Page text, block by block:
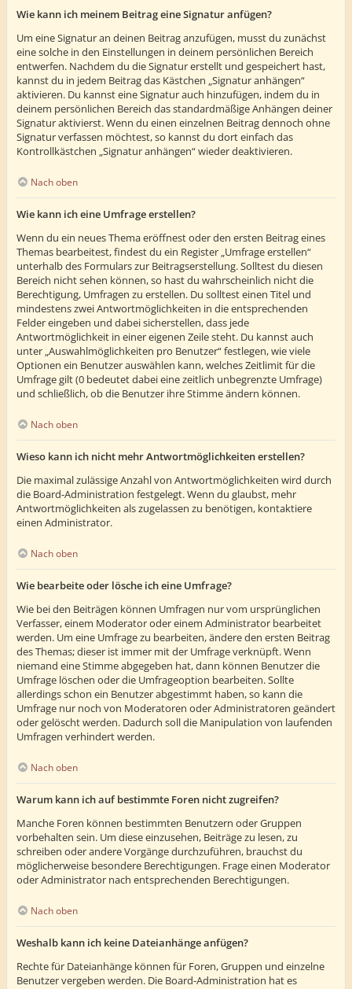
Wie kann ich meinem Beitrag eine Signatur anfügen?
Um eine Signatur an deinen Beitrag anzufügen, musst du zunächst
eine solche in den Einstellungen in deinem persönlichen Bereich
entwerfen. Nachdem du die Signatur erstellt und gespeichert hast,
kannst du in jedem Beitrag das Kästchen „Signatur anhängen“
aktivieren. Du kannst eine Signatur auch hinzufügen, indem du in
deinem persönlichen Bereich das standardmäßige Anhängen deiner
Signatur aktivierst. Wenn du einen einzelnen Beitrag dennoch ohne
Signatur verfassen möchtest, so kannst du dort einfach das
Kontrollkästchen „Signatur anhängen“ wieder deaktivieren.
Nach oben
Wie kann ich eine Umfrage erstellen?
Wenn du ein neues Thema eröffnest oder den ersten Beitrag eines
Themas bearbeitest, findest du ein Register „Umfrage erstellen“
unterhalb des Formulars zur Beitragserstellung. Solltest du diesen
Bereich nicht sehen können, so hast du wahrscheinlich nicht die
Berechtigung, Umfragen zu erstellen. Du solltest einen Titel und
mindestens zwei Antwortmöglichkeiten in die entsprechenden
Felder eingeben und dabei sicherstellen, dass jede
Antwortmöglichkeit in einer eigenen Zeile steht. Du kannst auch
unter „Auswahlmöglichkeiten pro Benutzer“ festlegen, wie viele
Optionen ein Benutzer auswählen kann, welches Zeitlimit für die
Umfrage gilt (0 bedeutet dabei eine zeitlich unbegrenzte Umfrage)
und schließlich, ob die Benutzer ihre Stimme ändern können.
Nach oben
Wieso kann ich nicht mehr Antwortmöglichkeiten erstellen?
Die maximal zulässige Anzahl von Antwortmöglichkeiten wird durch
die Board-Administration festgelegt. Wenn du glaubst, mehr
Antwortmöglichkeiten als zugelassen zu benötigen, kontaktiere
einen Administrator.
Nach oben
Wie bearbeite oder lösche ich eine Umfrage?
Wie bei den Beiträgen können Umfragen nur vom ursprünglichen
Verfasser, einem Moderator oder einem Administrator bearbeitet
werden. Um eine Umfrage zu bearbeiten, ändere den ersten Beitrag
des Themas; dieser ist immer mit der Umfrage verknüpft. Wenn
niemand eine Stimme abgegeben hat, dann können Benutzer die
Umfrage löschen oder die Umfrageoption bearbeiten. Sollte
allerdings schon ein Benutzer abgestimmt haben, so kann die
Umfrage nur noch von Moderatoren oder Administratoren geändert
oder gelöscht werden. Dadurch soll die Manipulation von laufenden
Umfragen verhindert werden.
Nach oben
Warum kann ich auf bestimmte Foren nicht zugreifen?
Manche Foren können bestimmten Benutzern oder Gruppen
vorbehalten sein. Um diese einzusehen, Beiträge zu lesen, zu
schreiben oder andere Vorgänge durchzuführen, brauchst du
möglicherweise besondere Berechtigungen. Frage einen Moderator
oder Administrator nach entsprechenden Berechtigungen.
Nach oben
Weshalb kann ich keine Dateianhänge anfügen?
Rechte für Dateianhänge können für Foren, Gruppen und einzelne
Benutzer vergeben werden. Die Board-Administration hat es